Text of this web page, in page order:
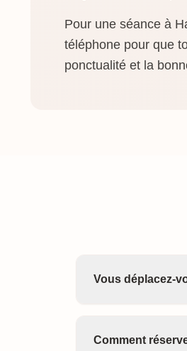
Pour une séance à
téléphone pour que
ponctualité et la
Vous déplacez-
Comment